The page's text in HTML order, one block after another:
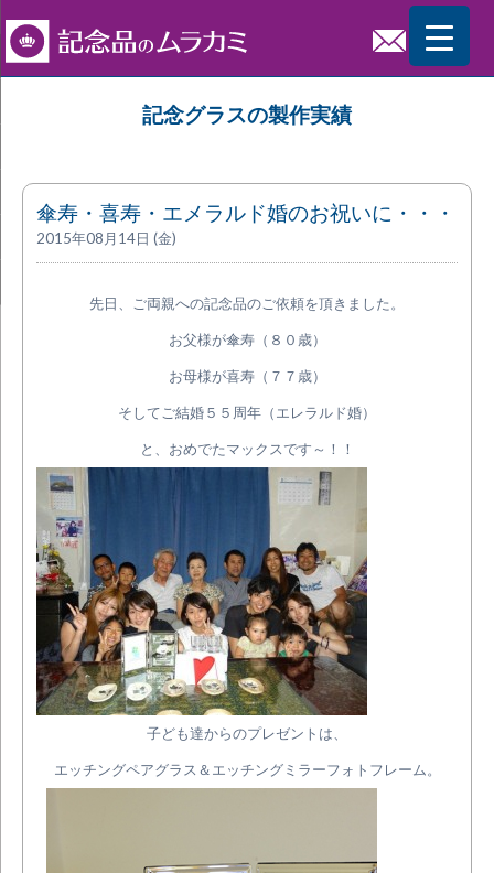
記念グラスの製作実績
傘寿・喜寿・エメラルド婚のお祝いに・・・
2015年08月14日 (金)
先日、ご両親への記念品のご依頼を頂きました。
お父様が傘寿（８０歳）
お母様が喜寿（７７歳）
そしてご結婚５５周年（エレラルド婚）
と、おめでたマックスです～！！
子ども達からのプレゼントは、
エッチングペアグラス＆エッチングミラーフォトフレーム。